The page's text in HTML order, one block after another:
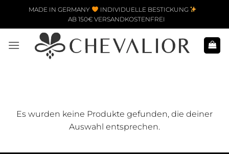
Zum Inhalt springen
MADE IN GERMANY
INDIVIDUELLE BESTICKUNG
AB 150€ VERSANDKOSTENFREI
Es wurden keine Produkte gefunden, die deiner
Auswahl entsprechen.